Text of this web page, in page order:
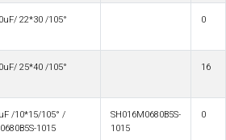
22*30 /105° 0
25*40 /105° 16
/10*15/105° /
1015
SH016M0680B5S-
1015
0